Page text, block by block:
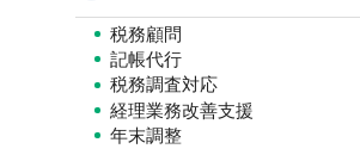
税務顧問
記帳代行
税務調査対応
経理業務改善支援
年末調整